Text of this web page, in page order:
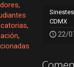
CDMX
22/